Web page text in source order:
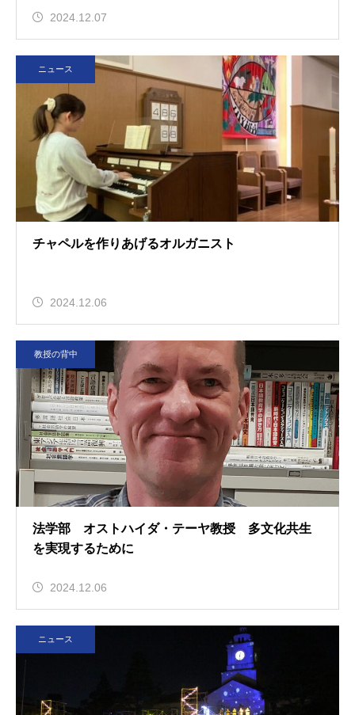
2024.12.07
ニュース
チャペルを作りあげるオルガニスト
2024.12.06
教授の背中
法学部 オストハイダ・テーヤ教授 多文化共生
を実現するために
2024.12.06
ニュース